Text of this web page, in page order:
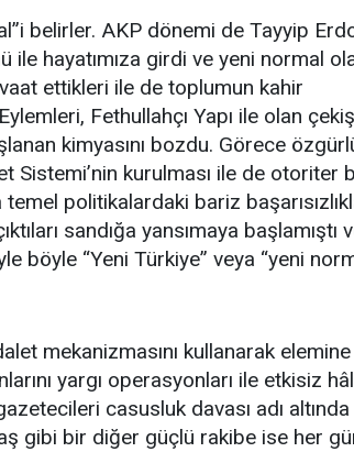
belirler. AKP dönemi de Tayyip
hayatımıza girdi ve yeni normal
ettikleri ile de toplumun kahir
Fethullahçı Yapı ile olan
kimyasını bozdu. Görece
Sistemi’nin kurulması ile de otoriter
politikalardaki bariz
sandığa yansımaya başlamıştı
böyle “Yeni Türkiye” veya “yeni
mekanizmasını kullanarak
yargı operasyonları ile etkisiz
casusluk davası adı altında
gibi bir diğer güçlü rakibe ise her